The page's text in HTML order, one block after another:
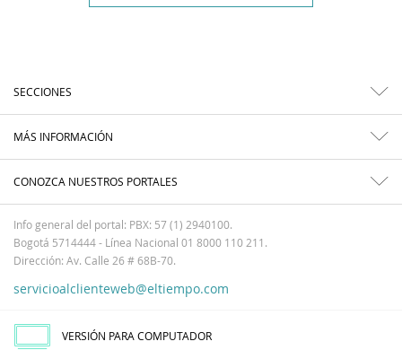
SECCIONES
MÁS INFORMACIÓN
CONOZCA NUESTROS PORTALES
Info general del portal: PBX: 57 (1) 2940100.
Bogotá 5714444 - Línea Nacional 01 8000 110 211.
Dirección: Av. Calle 26 # 68B-70.
servicioalclienteweb@eltiempo.com
VERSIÓN PARA COMPUTADOR